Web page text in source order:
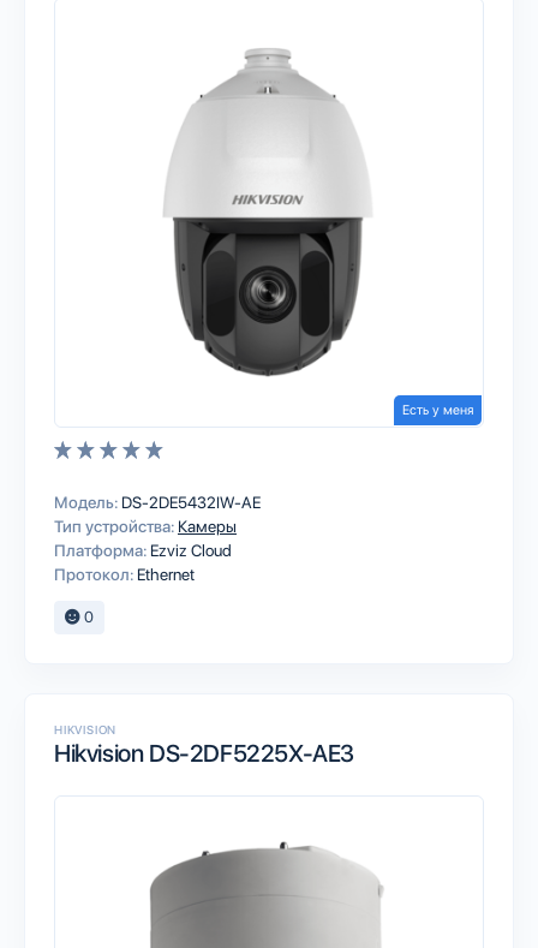
Есть у меня
Модель: DS-2DE5432IW-AE
Тип устройства: Камеры
Платформа: Ezviz Cloud
Протокол: Ethernet
0
HIKVISION
Hikvision DS-2DF5225X-AE3